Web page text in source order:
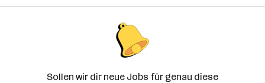
Sollen wir dir neue Jobs für genau diese